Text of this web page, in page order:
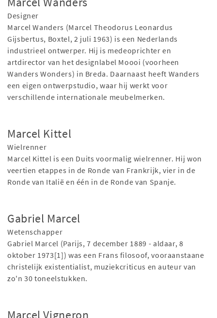
Designer
Marcel Wanders (Marcel Theodorus Leonardus
Gijsbertus, Boxtel, 2 juli 1963) is een Nederlands
industrieel ontwerper. Hij is medeoprichter en
artdirector van het designlabel Moooi (voorheen
Wanders Wonders) in Breda. Daarnaast heeft Wanders
een eigen ontwerpstudio, waar hij werkt voor
verschillende internationale meubelmerken.
Marcel Kittel
Wielrenner
Marcel Kittel is een Duits voormalig wielrenner. Hij won
veertien etappes in de Ronde van Frankrijk, vier in de
Ronde van Italië en één in de Ronde van Spanje.
Gabriel Marcel
Wetenschapper
Gabriel Marcel (Parijs, 7 december 1889 - aldaar, 8
oktober 1973[1]) was een Frans filosoof, vooraanstaane
christelijk existentialist, muziekcriticus en auteur van
zo'n 30 toneelstukken.